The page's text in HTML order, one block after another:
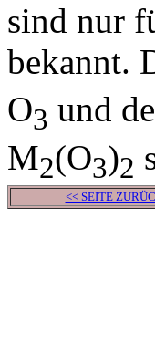
sind nur
bekannt.
O3 und
M2(O3)2
<< SEITE